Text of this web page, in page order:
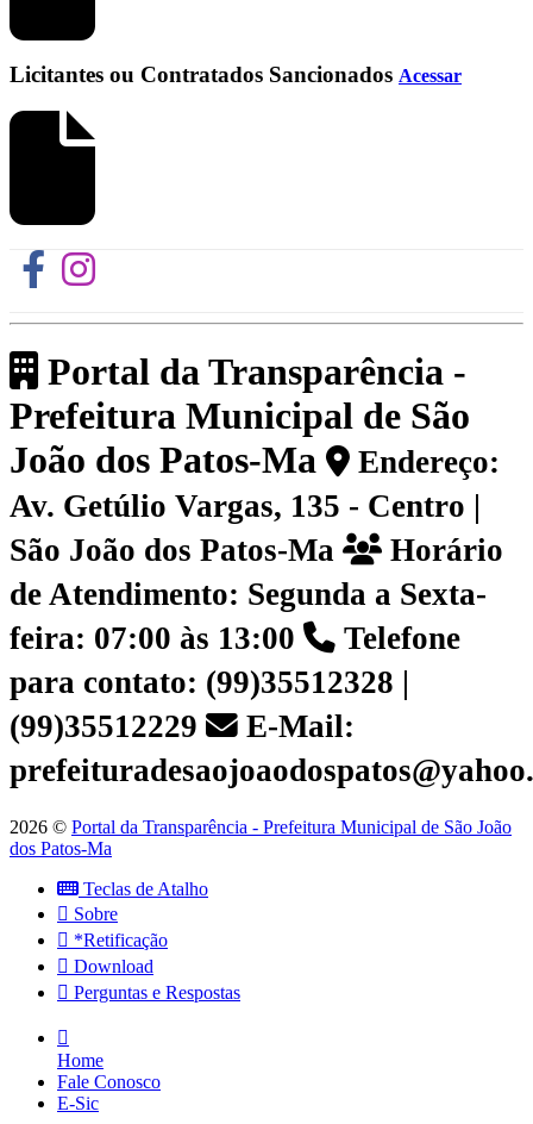
Licitantes ou Contratados Sancionados Acessar
Portal da Transparência -
Prefeitura Municipal de São
João dos Patos-Ma
Endereço:
Av. Getúlio Vargas, 135 - Centro |
São João dos Patos-Ma
Horário
de Atendimento: Segunda a Sexta-
feira: 07:00 às 13:00
Telefone
para contato: (99)35512328 |
(99)35512229
E-Mail:
2026 © Portal da Transparência - Prefeitura Municipal de São João
dos Patos-Ma
Teclas de Atalho
Sobre
*Retificação
Download
Perguntas e Respostas
Home
Fale Conosco
E-Sic